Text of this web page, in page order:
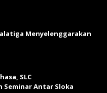
Menyelenggarakan
SLC
Seminar Antar Sloka